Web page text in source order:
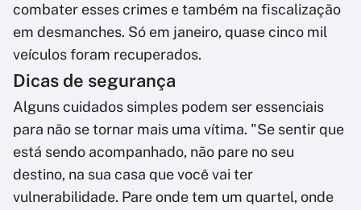
combater esses crimes e também na fiscalização
em desmanches. Só em janeiro, quase cinco mil
veículos foram recuperados.
Dicas de segurança
Alguns cuidados simples podem ser essenciais
para não se tornar mais uma vítima. "Se sentir que
está sendo acompanhado, não pare no seu
destino, na sua casa que você vai ter
vulnerabilidade. Pare onde tem um quartel, onde